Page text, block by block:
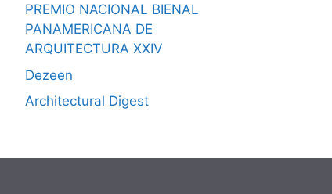
PREMIO NACIONAL BIENAL
PANAMERICANA DE
ARQUITECTURA XXIV
Dezeen
Architectural Digest